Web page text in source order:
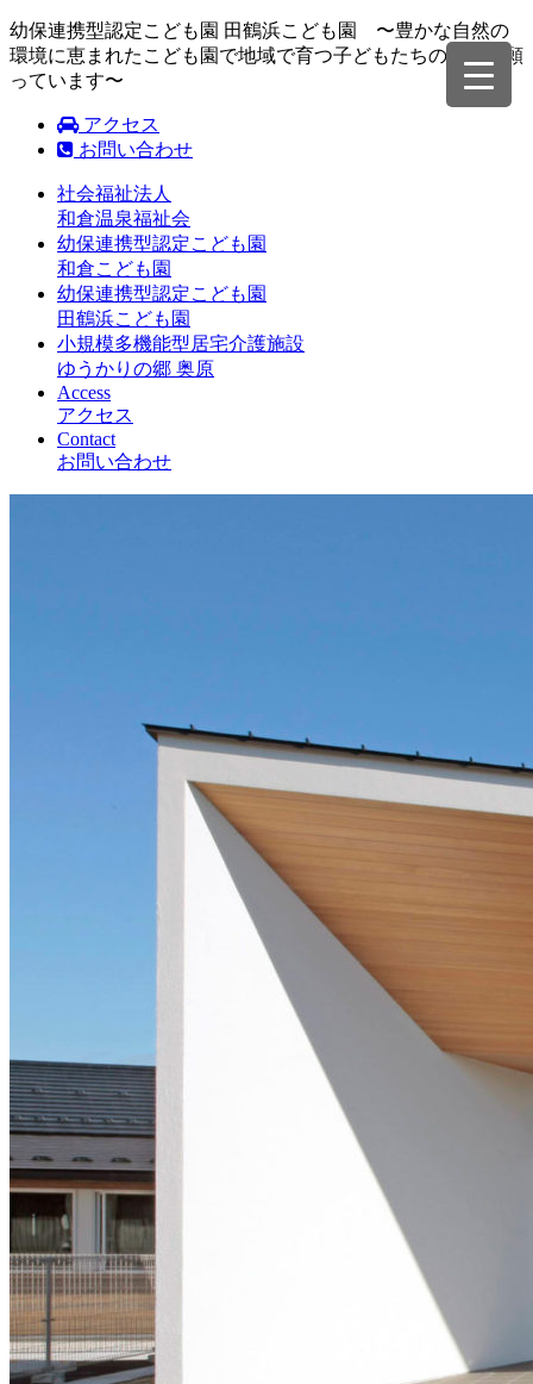
幼保連携型認定こども園 田鶴浜こども園 〜豊かな自然の
環境に恵まれたこども園で地域で育つ子どもたちの成長を願
っています〜
アクセス
お問い合わせ
社会福祉法人
和倉温泉福祉会
幼保連携型認定こども園
和倉こども園
幼保連携型認定こども園
田鶴浜こども園
小規模多機能型居宅介護施設
ゆうかりの郷 奥原
Access
アクセス
Contact
お問い合わせ